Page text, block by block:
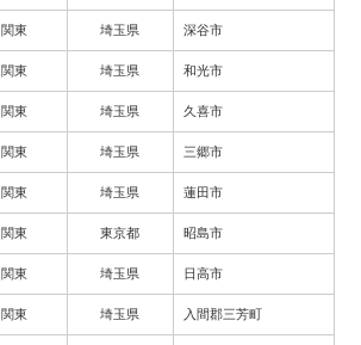
関東 埼玉県 深谷市
関東 埼玉県 和光市
関東 埼玉県 久喜市
関東 埼玉県 三郷市
関東 埼玉県 蓮田市
関東 東京都 昭島市
関東 埼玉県 日高市
関東 埼玉県 入間郡三芳町